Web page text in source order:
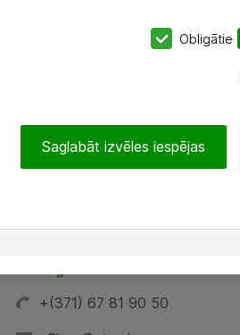
+(371) 67 81 90 50
Obligātie
Saglabāt izvēles iespējas